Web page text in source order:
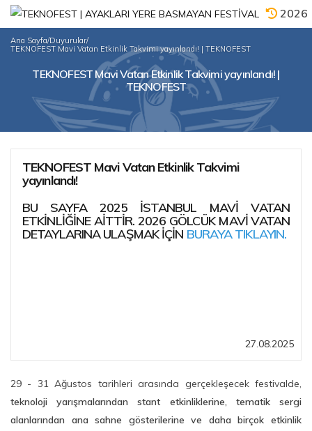
2026
Ana Sayfa/Duyurular/
TEKNOFEST Mavi Vatan Etkinlik Takvimi yayınlandı! | TEKNOFEST
TEKNOFEST Mavi Vatan Etkinlik Takvimi yayınlandı! |
TEKNOFEST
TEKNOFEST Mavi Vatan Etkinlik Takvimi
yayınlandı!
BU SAYFA 2025 İSTANBUL MAVİ VATAN
ETKİNLİĞİNE AİTTİR. 2026 GÖLCÜK MAVİ VATAN
DETAYLARINA ULAŞMAK İÇİN BURAYA TIKLAYIN.
27.08.2025
29 - 31 Ağustos tarihleri arasında gerçekleşecek festivalde,
teknoloji yarışmalarından stant etkinliklerine, tematik sergi
alanlarından ana sahne gösterilerine ve daha birçok etkinlik